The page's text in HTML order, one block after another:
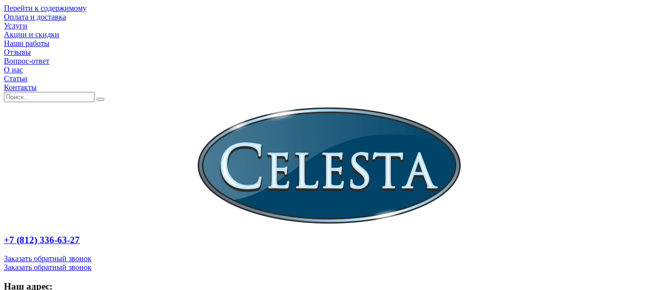
Перейти к содержимому
Оплата и доставка
Услуги
Акции и скидки
Наши работы
Отзывы
Вопрос-ответ
О нас
Статьи
Контакты
+7 (812) 336-63-27
Заказать обратный звонок
Заказать обратный звонок
Наш адрес: